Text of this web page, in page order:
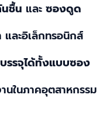
ชื้น และ ซองดูด
ละอิเล็กทรอนิกส์
รรจุได้ทั้งแบบซอง
นในภาคอุตสาหกรรม